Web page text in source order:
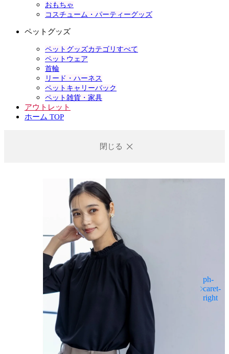
おもちゃ
コスチューム・パーティーグッズ
ペットグッズ
ペットグッズカテゴリすべて
ペットウェア
首輪
リード・ハーネス
ペットキャリーバック
ペット雑貨・家具
アウトレット
ホーム TOP
閉じる